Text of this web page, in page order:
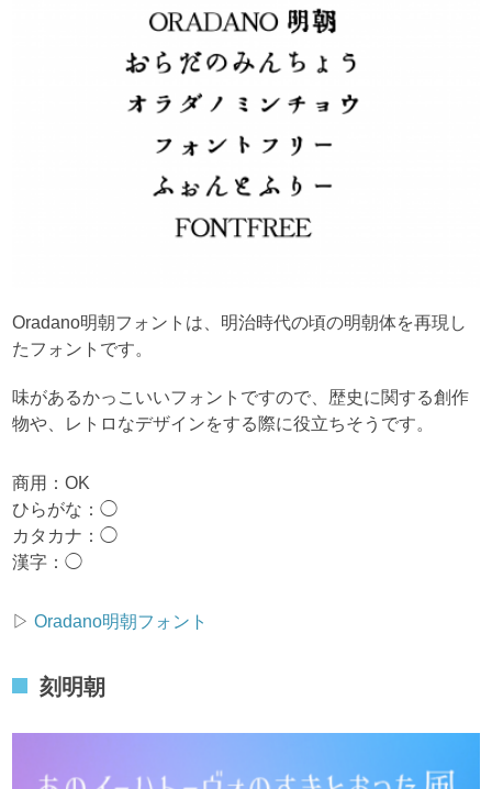
Oradano明朝フォントは、明治時代の頃の明朝体を再現し
たフォントです。
味があるかっこいいフォントですので、歴史に関する創作
物や、レトロなデザインをする際に役立ちそうです。
商用：OK
ひらがな：◯
カタカナ：◯
漢字：◯
▷Oradano明朝フォント
刻明朝